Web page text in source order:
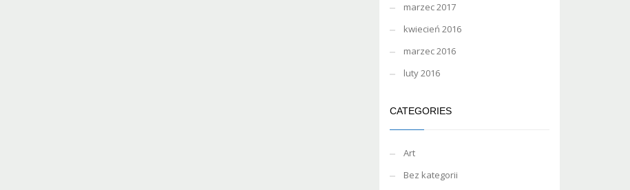
marzec 2017
kwiecień 2016
marzec 2016
luty 2016
CATEGORIES
Art
Bez kategorii